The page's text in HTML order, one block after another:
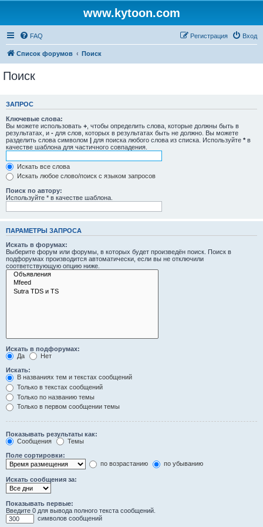
www.kytoon.com
FAQ Вход
Регистрация
Список форумов Поиск
Поиск
ЗАПРОС
Ключевые слова:
Вы можете использовать + , чтобы определить слова, которые должны быть в
результатах, и - для слов, которых в результатах быть не должно. Вы можете
разделить слова символом | для поиска любого слова из списка. Используйте * в
качестве шаблона для частичного совпадения.
Искать все слова
Искать любое слово/поиск с языком запросов
Поиск по автору:
Используйте * в качестве шаблона.
ПАРАМЕТРЫ ЗАПРОСА
Искать в форумах:
Выберите форум или форумы, в которых будет произведён поиск. Поиск в
подфорумах производится автоматически, если вы не отключили
соответствующую опцию ниже.
Искать в подфорумах:
Да
Нет
Искать:
В названиях тем и текстах сообщений
Только в текстах сообщений
Только по названию темы
Только в первом сообщении темы
Показывать результаты как:
Сообщения
Темы
Поле сортировки:
по возрастанию
по убыванию
Искать сообщения за:
Показывать первые:
Введите 0 для вывода полного текста сообщений.
символов сообщений